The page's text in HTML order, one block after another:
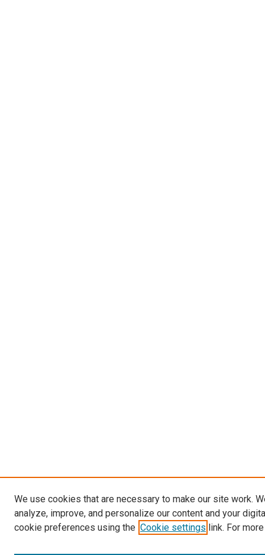
We use cookies that are necessary to make our site work.
analyze, improve, and personalize our content and your
cookie preferences using the Cookie settings link. For